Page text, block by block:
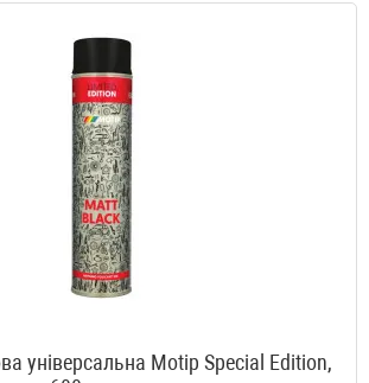
універсальна Motip Special Edition,